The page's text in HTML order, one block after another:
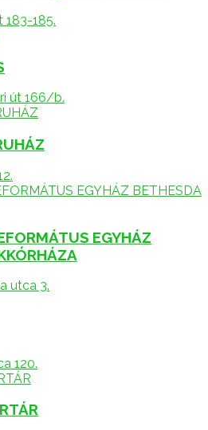
183-185.
út 166/b.
EGYHÁZ
utca 3.
120.